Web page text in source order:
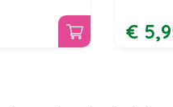
€ 5,